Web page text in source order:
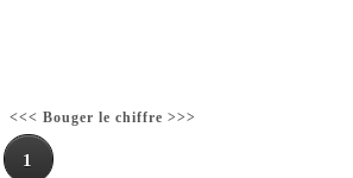
<<< Bouger le chiffre >>>
1